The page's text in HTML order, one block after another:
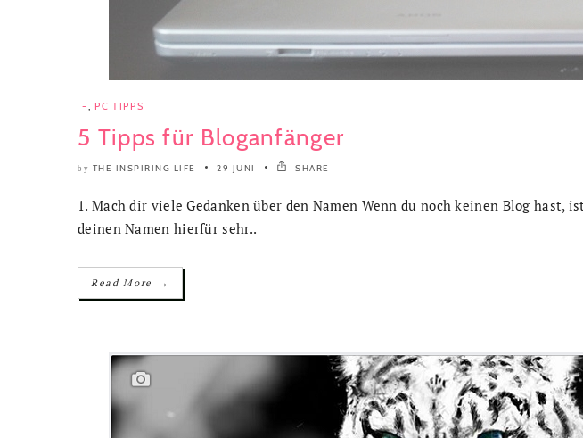
- PC TIPPS
5 Tipps für Bloganfänger
by THE INSPIRING LIFE 29 JUNI SHARE
1. Mach dir viele Gedanken über den Namen Wenn du noch keinen Blog hast,
deinen Namen hierfür sehr..
Read More →